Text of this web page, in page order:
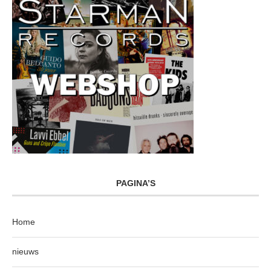
PAGINA’S
Home
nieuws